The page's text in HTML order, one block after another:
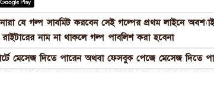
যে গল্প সাবমিট করবেন সেই গল্পের প্রথম লাইনে
নাম না থাকলে গল্প পাবলিশ করা হবেনা
মেসেজ দিতে পারেন অথবা ফেসবুক পেজে মেসেজ দিতে